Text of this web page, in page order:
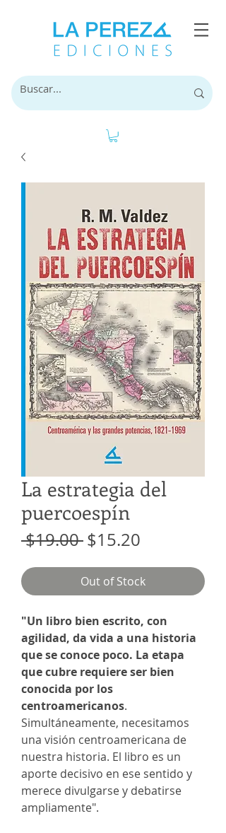
La estrategia del
puercoespín
$19.00 Regular Price
$15.20
Out of Stock
"Un libro bien escrito, con
agilidad, da vida a una historia
que se conoce poco. La etapa
que cubre requiere ser bien
conocida por los
centroamericanos.
Simultáneamente, necesitamos
una visión centroamericana de
nuestra historia. El libro es un
aporte decisivo en ese sentido y
merece divulgarse y debatirse
ampliamente".